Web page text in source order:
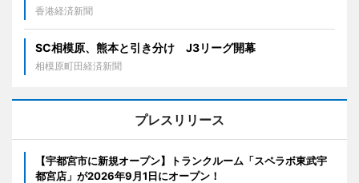
香港経済新聞
SC相模原、熊本と引き分け J3リーグ開幕
相模原町田経済新聞
プレスリリース
【宇都宮市に新規オープン】トランクルーム「スペラボ東武宇
都宮店」が2026年9月1日にオープン！